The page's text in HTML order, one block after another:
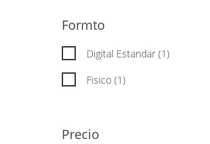
Formto
Digital Estandar (1)
Fisico (1)
Precio